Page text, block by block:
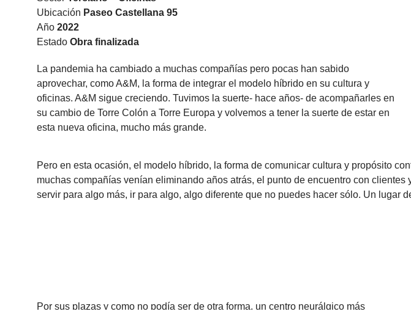
Ubicación Paseo Castellana 95
Año 2022
Estado Obra finalizada
La pandemia ha cambiado a muchas compañías pero pocas han sabido
aprovechar, como A&M, la forma de integrar el modelo híbrido en su cultura y
oficinas. A&M sigue creciendo. Tuvimos la suerte- hace años- de acompañarles en
su cambio de Torre Colón a Torre Europa y volvemos a tener la suerte de estar en
esta nueva oficina, mucho más grande.
Pero en esta ocasión, el modelo híbrido, la forma de comunicar cultura y propósito
muchas compañías venían eliminando años atrás, el punto de encuentro con
servir para algo más, ir para algo, algo diferente que no puedes hacer sólo. Un lugar
Por sus plazas y como no podía ser de otra forma, un centro neurálgico más